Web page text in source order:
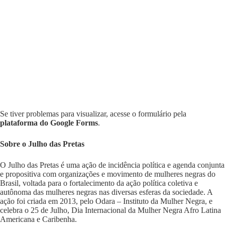
Se tiver problemas para visualizar, acesse o formulário pela
plataforma do Google Forms.
Sobre o Julho das Pretas
O Julho das Pretas é uma ação de incidência política e agenda conjunta
e propositiva com organizações e movimento de mulheres negras do
Brasil, voltada para o fortalecimento da ação política coletiva e
autônoma das mulheres negras nas diversas esferas da sociedade. A
ação foi criada em 2013, pelo Odara – Instituto da Mulher Negra, e
celebra o 25 de Julho, Dia Internacional da Mulher Negra Afro Latina
Americana e Caribenha.